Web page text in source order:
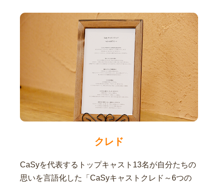
クレド
CaSyを代表するトップキャスト13名が自分たちの
思いを言語化した「CaSyキャストクレド～6つの